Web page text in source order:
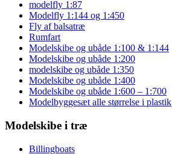
modelfly 1:87
Modelfly 1:144 og 1:450
Fly af balsatræ
Rumfart
Modelskibe og ubåde 1:100 & 1:144
Modelskibe og ubåde 1:200
modelskibe og ubåde 1:350
Modelskibe og ubåde 1:400
Modelskibe og ubåde 1:600 – 1:700
Modelbyggesæt alle størrelse i plastik
Modelskibe i træ
Billingboats